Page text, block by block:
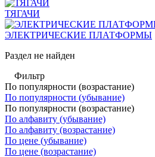
ТЯГАЧИ
ЭЛЕКТРИЧЕСКИЕ ПЛАТФОРМЫ
Раздел не найден
Фильтр
По популярности (возрастание)
По популярности (убывание)
По популярности (возрастание)
По алфавиту (убывание)
По алфавиту (возрастание)
По цене (убывание)
По цене (возрастание)